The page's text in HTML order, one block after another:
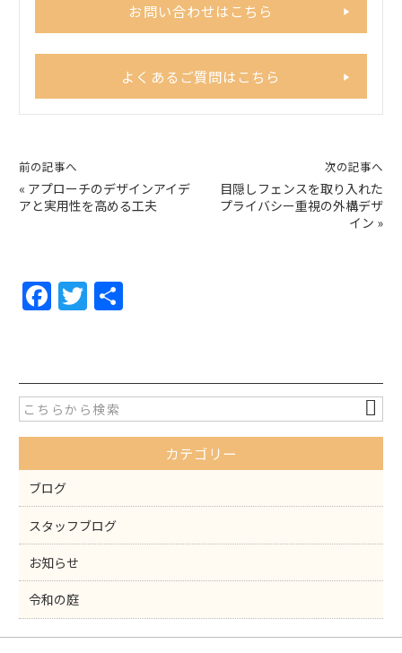
お問い合わせはこちら
よくあるご質問はこちら
前の記事へ
« アプローチのデザインアイデ
アと実用性を高める工夫
次の記事へ
目隠しフェンスを取り入れた
プライバシー重視の外構デザ
イン »
F
a
e
b
o
o
k
T
w
er
カテゴリー
ブログ
スタッフブログ
お知らせ
令和の庭